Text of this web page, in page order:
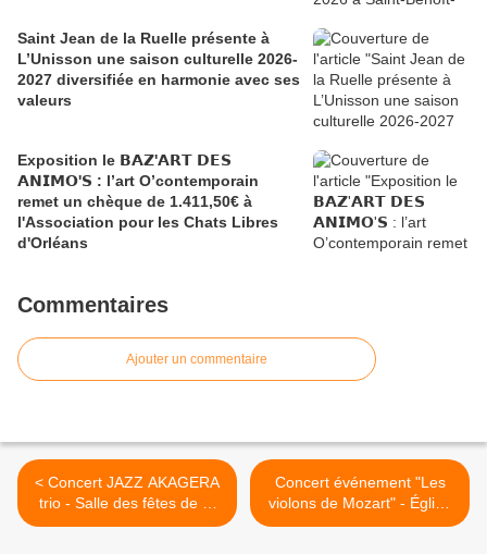
Saint Jean de la Ruelle présente à
L’Unisson une saison culturelle 2026-
2027 diversifiée en harmonie avec ses
valeurs
Exposition le 𝗕𝗔𝗭'𝗔𝗥𝗧 𝗗𝗘𝗦
𝗔𝗡𝗜𝗠𝗢'𝗦 : l’art O’contemporain
remet un chèque de 1.411,50€ à
l'Association pour les Chats Libres
d'Orléans
Commentaires
Ajouter un commentaire
< Concert JAZZ AKAGERA
trio - Salle des fêtes de St
Hilaire St Mesmin - samedi
Concert événement "Les
violons de Mozart" - Église
Saint Paterne Orléans -